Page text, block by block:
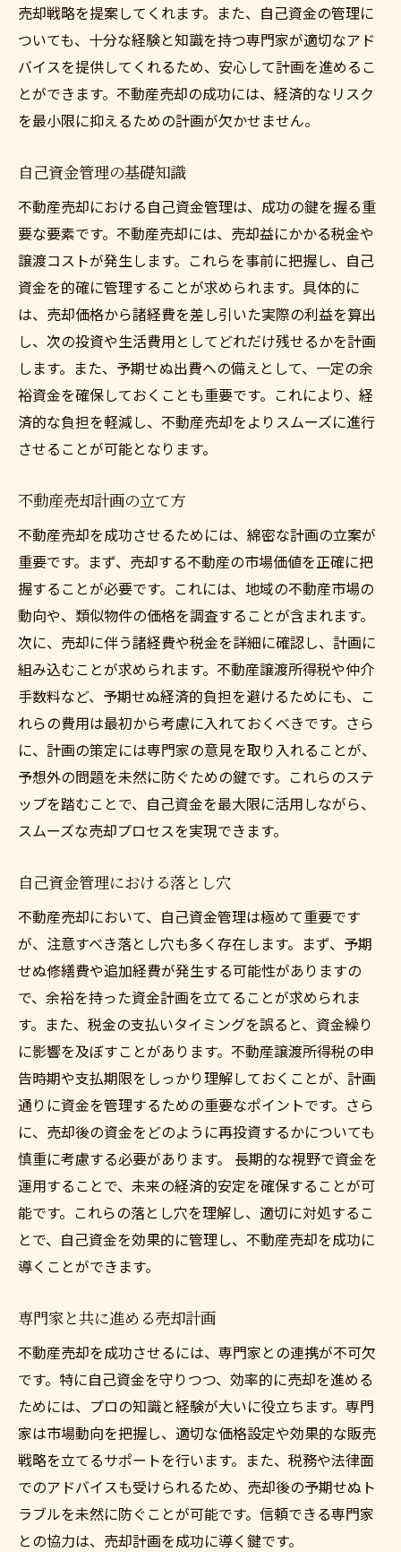
売却戦略を提案してくれます。また、自己資金の管理に
ついても、十分な経験と知識を持つ専門家が適切なアド
バイスを提供してくれるため、安心して計画を進めるこ
とができます。不動産売却の成功には、経済的なリスク
を最小限に抑えるための計画が欠かせません。
自己資金管理の基礎知識
不動産売却における自己資金管理は、成功の鍵を握る重
要な要素です。不動産売却には、売却益にかかる税金や
譲渡コストが発生します。これらを事前に把握し、自己
資金を的確に管理することが求められます。具体的に
は、売却価格から諸経費を差し引いた実際の利益を算出
し、次の投資や生活費用としてどれだけ残せるかを計画
します。また、予期せぬ出費への備えとして、一定の余
裕資金を確保しておくことも重要です。これにより、経
済的な負担を軽減し、不動産売却をよりスムーズに進行
させることが可能となります。
不動産売却計画の立て方
不動産売却を成功させるためには、綿密な計画の立案が
重要です。まず、売却する不動産の市場価値を正確に把
握することが必要です。これには、地域の不動産市場の
動向や、類似物件の価格を調査することが含まれます。
次に、売却に伴う諸経費や税金を詳細に確認し、計画に
組み込むことが求められます。不動産譲渡所得税や仲介
手数料など、予期せぬ経済的負担を避けるためにも、こ
れらの費用は最初から考慮に入れておくべきです。さら
に、計画の策定には専門家の意見を取り入れることが、
予想外の問題を未然に防ぐための鍵です。これらのステ
ップを踏むことで、自己資金を最大限に活用しながら、
スムーズな売却プロセスを実現できます。
自己資金管理における落とし穴
不動産売却において、自己資金管理は極めて重要です
が、注意すべき落とし穴も多く存在します。まず、予期
せぬ修繕費や追加経費が発生する可能性がありますの
で、余裕を持った資金計画を立てることが求められま
す。また、税金の支払いタイミングを誤ると、資金繰り
に影響を及ぼすことがあります。不動産譲渡所得税の申
告時期や支払期限をしっかり理解しておくことが、計画
通りに資金を管理するための重要なポイントです。さら
に、売却後の資金をどのように再投資するかについても
慎重に考慮する必要があります。 長期的な視野で資金を
運用することで、未来の経済的安定を確保することが可
能です。これらの落とし穴を理解し、適切に対処するこ
とで、自己資金を効果的に管理し、不動産売却を成功に
導くことができます。
専門家と共に進める売却計画
不動産売却を成功させるには、専門家との連携が不可欠
です。特に自己資金を守りつつ、効率的に売却を進める
ためには、プロの知識と経験が大いに役立ちます。専門
家は市場動向を把握し、適切な価格設定や効果的な販売
戦略を立てるサポートを行います。また、税務や法律面
でのアドバイスも受けられるため、売却後の予期せぬト
ラブルを未然に防ぐことが可能です。信頼できる専門家
との協力は、売却計画を成功に導く鍵です。